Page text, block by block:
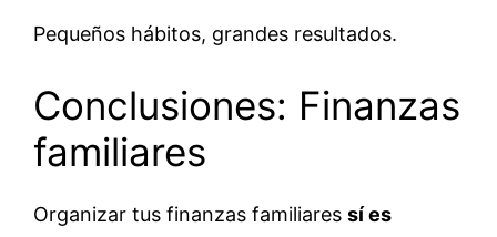
Pequeños hábitos, grandes resultados.
Conclusiones: Finanzas
familiares
Organizar tus finanzas familiares sí es